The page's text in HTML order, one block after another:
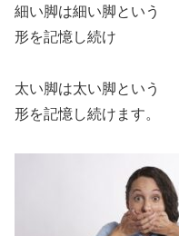
細い脚は細い脚という
形を記憶し続け
太い脚は太い脚という
形を記憶し続けます。